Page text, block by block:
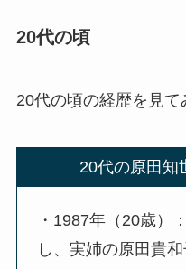
20代の頃
20代の頃の経歴を見て
20代の原田知
・1987年（20歳）
し、実姉の原田貴